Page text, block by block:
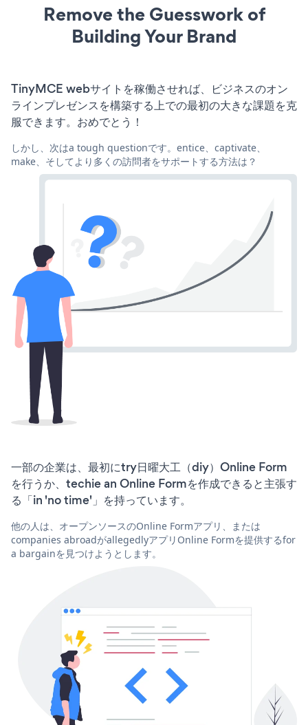
Remove the Guesswork of
Building Your Brand
TinyMCE webサイトを稼働させれば、ビジネスのオン
ラインプレゼンスを構築する上での最初の大きな課題を克
服できます。おめでとう！
しかし、次はa tough questionです。entice、captivate、
make、そしてより多くの訪問者をサポートする方法は？
一部の企業は、最初にtry日曜大工（diy）Online Form
を行うか、techie an Online Formを作成できると主張す
る「in 'no time'」を持っています。
他の人は、オープンソースのOnline Formアプリ、または
companies abroadがallegedlyアプリOnline Formを提供するfor
a bargainを見つけようとします。